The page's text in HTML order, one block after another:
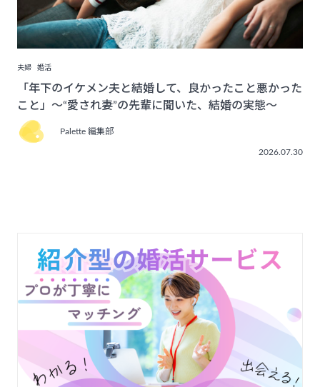
夫婦 婚活
「年下のイケメン夫と結婚して、良かったこと悪かった
こと」〜“愛され妻”の先輩に聞いた、結婚の実態〜
Palette 編集部
2026.07.30